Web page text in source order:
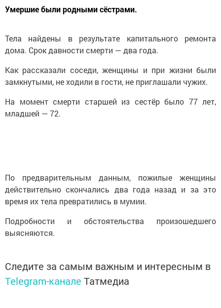
Умершие были родными сёстрами.
Тела найдены в результате капитального ремонта
дома. Срок давности смерти — два года.
Как рассказали соседи, женщины и при жизни были
замкнутыми, не ходили в гости, не приглашали чужих.
На момент смерти старшей из сестёр было 77 лет,
младшей — 72.
По предварительным данным, пожилые женщины
действительно скончались два года назад и за это
время их тела превратились в мумии.
Подробности и обстоятельства произошедшего
выясняются.
Следите за самым важным и интересным в
Telegram-канале Татмедиа